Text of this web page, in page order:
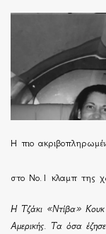
H πιο
στο Νο.1 κλαμπ της
Η Τζάκι «Ντίβα» Κουκ
Αμερικής. Τα όσα έζησε